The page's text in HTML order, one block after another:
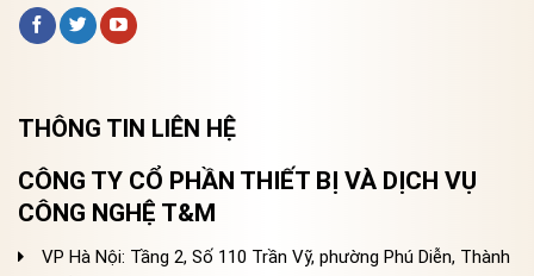
THÔNG TIN LIÊN HỆ
CÔNG TY CỔ PHẦN THIẾT BỊ VÀ DỊCH VỤ
CÔNG NGHỆ T&M
VP Hà Nội: Tầng 2, Số 110 Trần Vỹ, phường Phú Diễn, Thành